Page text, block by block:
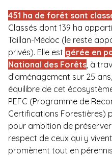
451 ha de forêt sont
Classés dont 139 ha
Taillan-Médoc (le reste
privés). Elle est gérée en
National des Forêts, à
d’aménagement sur 25
équilibre de cet
PEFC (Programme de
Certifications Forestières)
pour ambition de
respect de ceux qui y
promènent tout en